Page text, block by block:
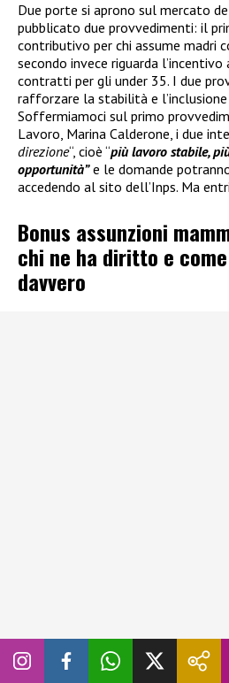
Due porte si aprono sul mercato
pubblicato due provvedimenti: il
contributivo per chi assume madri
secondo invece riguarda
contratti per gli under 35. I due
rafforzare la stabilità e
Soffermiamoci sul primo
Lavoro, Marina Calderone, i due
direzione“, cioè “più lavoro stabile,
opportunità”e le domande
accedendo al sito dell’Inps. Ma
Bonus assunzioni
chi ne ha diritto e
davvero